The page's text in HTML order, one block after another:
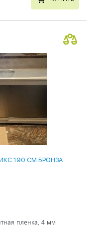
190 СМ БРОНЗА
пленка, 4 мм